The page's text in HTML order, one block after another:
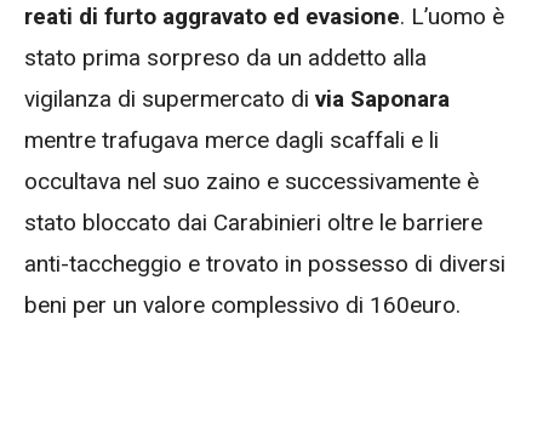
reati di furto aggravato ed evasione. L’uomo è
stato prima sorpreso da un addetto alla
vigilanza di supermercato di via Saponara
mentre trafugava merce dagli scaffali e li
occultava nel suo zaino e successivamente è
stato bloccato dai Carabinieri oltre le barriere
anti-taccheggio e trovato in possesso di diversi
beni per un valore complessivo di 160euro.